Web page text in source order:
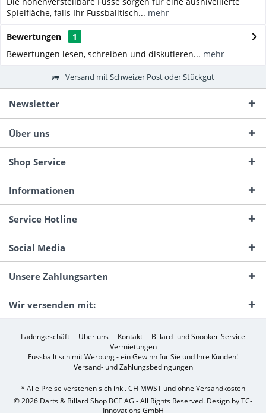
Spielfläche, falls Ihr Fussballtisch... mehr
Bewertungen
1
Bewertungen lesen, schreiben und diskutieren... mehr
Versand mit Schweizer Post oder Stückgut
Newsletter
Über uns
Shop Service
Informationen
Service Hotline
Social Media
Unsere Zahlungsarten
Wir versenden mit:
Ladengeschäft Über uns Kontakt
Billard- und Snooker-Service
Vermietungen
Fussballtisch mit Werbung - ein Gewinn für Sie und Ihre Kunden!
Versand- und Zahlungsbedingungen
* Alle Preise verstehen sich inkl. CH MWST und ohne Versandkosten
© 2026 Darts & Billard Shop BCE AG - All Rights Reserved. Design byTC-
Innovations GmbH